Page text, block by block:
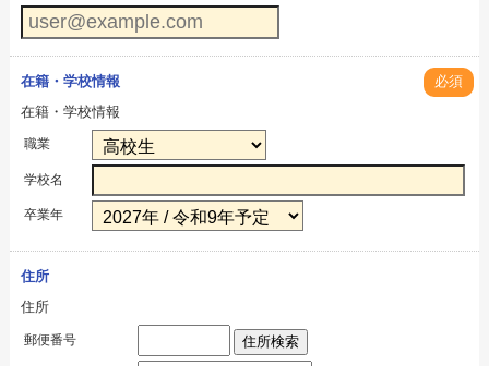
在籍・学校情報
必須
在籍・学校情報
職業
学校名
卒業年
住所
住所
郵便番号 住所検索